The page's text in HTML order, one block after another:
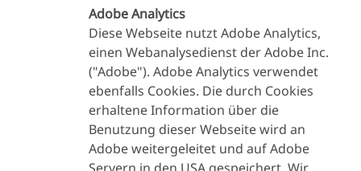
Aufgrund einschlägiger
Vorschriften sind Lundbeck
Mitarbeiter, die zufällig
unerwünschte Ereignisse in
öffentlich zugänglichen
Quellen (z. B. sozialen
Medien) identifizieren,
jedoch verpflichtet, diese an
Adobe Analytics
Diese Webseite nutzt Adobe Analytics,
einen Webanalysedienst der Adobe Inc.
("Adobe"). Adobe Analytics verwendet
ebenfalls Cookies. Die durch Cookies
erhaltene Information über die
Benutzung dieser Webseite wird an
Adobe weitergeleitet und auf Adobe